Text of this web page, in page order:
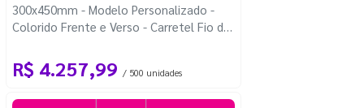
300x450mm - Modelo Personalizado -
Colorido Frente e Verso - Carretel Fio de
R$ 4.257,99 / 500 unidades